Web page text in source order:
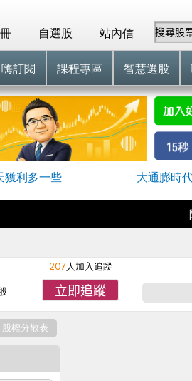
站內信
自選股
嗨訂閱 課程專區 智慧選股
獲利多一些 大通膨時
207人加入追蹤
立即追蹤
股權分散表